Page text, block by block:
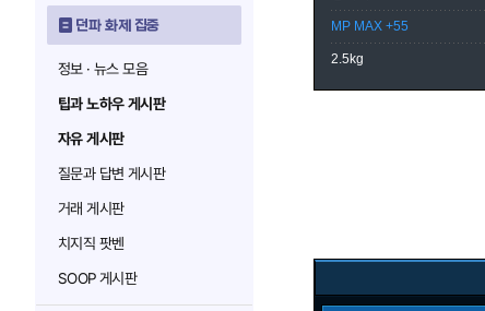
던파 화제 집중
정보 · 뉴스 모음
팁과 노하우 게시판
자유 게시판
질문과 답변 게시판
거래 게시판
치지직 팟벤
SOOP 게시판
MP MAX +55
2.5kg